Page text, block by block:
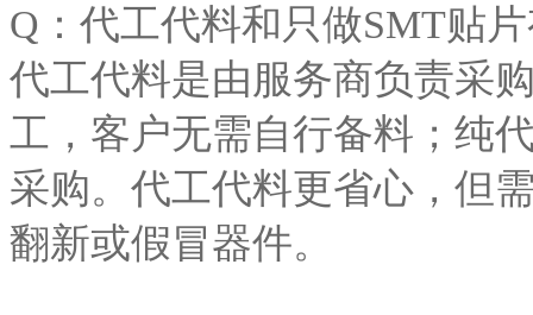
Q：代工代料和只做SMT贴
代工代料是由服务商负责采
工，客户无需自行备料；纯
采购。代工代料更省心，但
翻新或假冒器件。